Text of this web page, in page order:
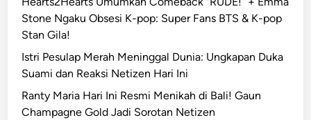
Stone Ngaku Obsesi K-pop: Super Fans BTS & K-pop
Stan Gila!
Istri Pesulap Merah Meninggal Dunia: Ungkapan Duka
Suami dan Reaksi Netizen Hari Ini
Ranty Maria Hari Ini Resmi Menikah di Bali! Gaun
Champagne Gold Jadi Sorotan Netizen